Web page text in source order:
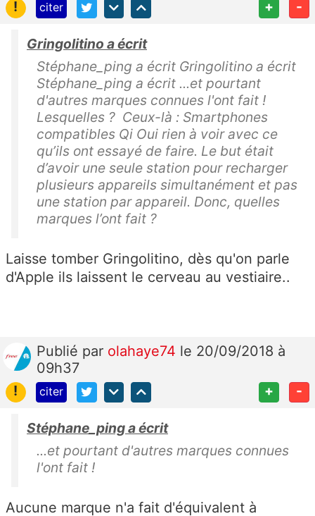
! citer + -
Gringolitino a écrit
Stéphane_ping a écrit Gringolitino a écrit
Stéphane_ping a écrit ...et pourtant
d'autres marques connues l'ont fait !
Lesquelles ? Ceux-là : Smartphones
compatibles Qi Oui rien à voir avec ce
qu’ils ont essayé de faire. Le but était
d’avoir une seule station pour recharger
plusieurs appareils simultanément et pas
une station par appareil. Donc, quelles
marques l’ont fait ?
Laisse tomber Gringolitino, dès qu'on parle
d'Apple ils laissent le cerveau au vestiaire..
Publié par olahaye74 le 20/09/2018 à
09h37
!
citer + -
Stéphane_ping a écrit
...et pourtant d'autres marques connues
l'ont fait !
Aucune marque n'a fait d'équivalent à